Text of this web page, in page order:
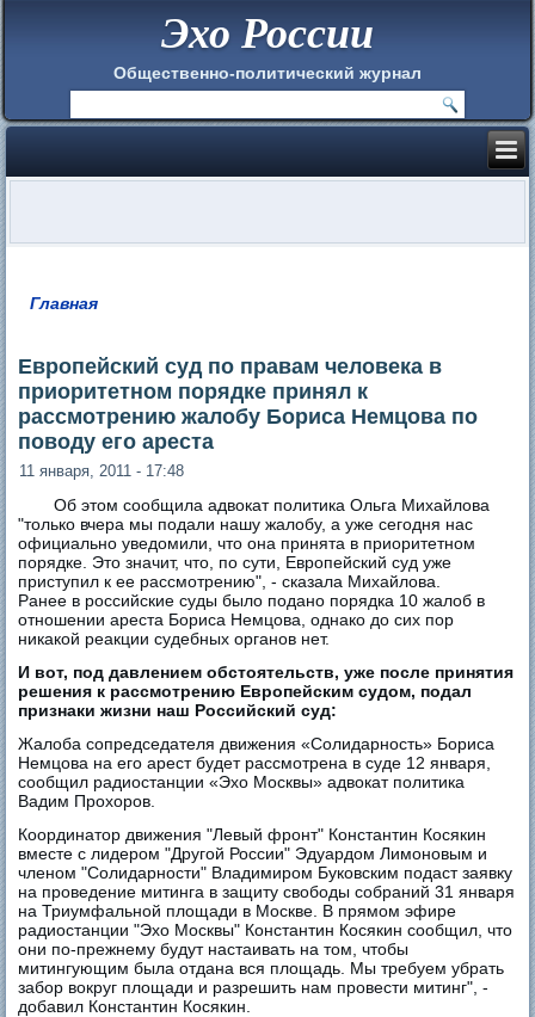
Эхо России
Общественно-политический журнал
Главная
Европейский суд по правам человека в
приоритетном порядке принял к
рассмотрению жалобу Бориса Немцова по
поводу его ареста
11 января, 2011 - 17:48
Об этом сообщила адвокат политика Ольга Михайлова
"только вчера мы подали нашу жалобу, а уже сегодня нас
официально уведомили, что она принята в приоритетном
порядке. Это значит, что, по сути, Европейский суд уже
приступил к ее рассмотрению", - сказала Михайлова.
Ранее в российские суды было подано порядка 10 жалоб в
отношении ареста Бориса Немцова, однако до сих пор
никакой реакции судебных органов нет.
И вот, под давлением обстоятельств, уже после принятия
решения к рассмотрению Европейским судом, подал
признаки жизни наш Российский суд:
Жалоба сопредседателя движения «Солидарность» Бориса
Немцова на его арест будет рассмотрена в суде 12 января,
сообщил радиостанции «Эхо Москвы» адвокат политика
Вадим Прохоров.
Координатор движения "Левый фронт" Константин Косякин
вместе с лидером "Другой России" Эдуардом Лимоновым и
членом "Солидарности" Владимиром Буковским подаст заявку
на проведение митинга в защиту свободы собраний 31 января
на Триумфальной площади в Москве. В прямом эфире
радиостанции "Эхо Москвы" Константин Косякин сообщил, что
они по-прежнему будут настаивать на том, чтобы
митингующим была отдана вся площадь. Мы требуем убрать
забор вокруг площади и разрешить нам провести митинг", -
добавил Константин Косякин.